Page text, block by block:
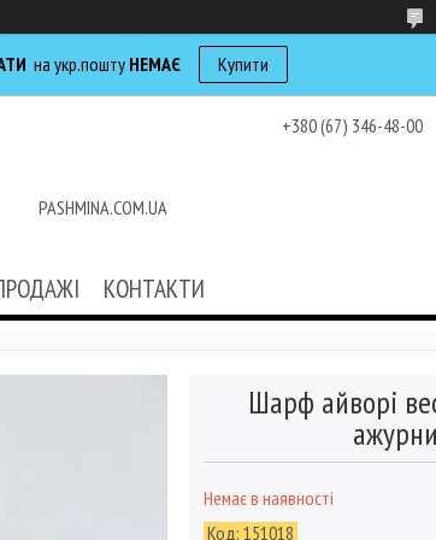
на укр.пошту НЕМАЄ Купити
+380 (67) 346-48-00
PASHMINA.COM.UA
КОНТАКТИ
Шарф айворі
Немає в наявності
Код: 151018